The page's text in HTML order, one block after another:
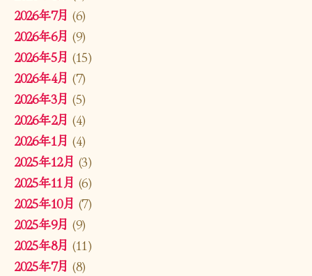
2026年7月 (6)
2026年6月 (9)
2026年5月 (15)
2026年4月 (7)
2026年3月 (5)
2026年2月 (4)
2026年1月 (4)
2025年12月 (3)
2025年11月 (6)
2025年10月 (7)
2025年9月 (9)
2025年8月 (11)
2025年7月 (8)